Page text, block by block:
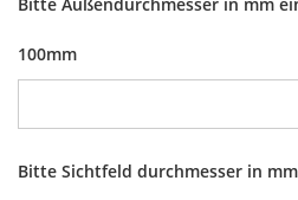
100mm
Bitte Sichtfeld durchmesser in